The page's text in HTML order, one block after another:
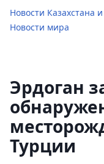
Новости Казахстана
Новости мира
Эрдоган
Турции